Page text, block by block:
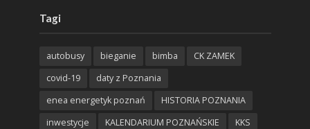
Tagi
autobusy bieganie bimba
CK ZAMEK
covid-19
daty z Poznania
enea energetyk poznań
HISTORIA POZNANIA
inwestycje
KALENDARIUM POZNAŃSKIE
KKS